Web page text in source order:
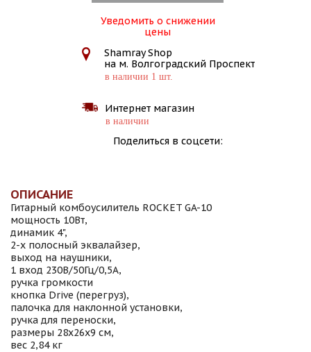
Уведомить о снижении
цены
Shamray Shop
на м. Волгоградский Проспект
в наличии 1 шт.
Интернет магазин
в наличии
Поделиться в соцсети:
ОПИСАНИЕ
Гитарный комбоусилитель ROCKET GA-10
мощность 10Вт,
динамик 4",
2-х полосный эквалайзер,
выход на наушники,
1 вход 230В/50Гц/0,5А,
ручка громкости
кнопка Drive (перегруз),
палочка для наклонной установки,
ручка для переноски,
размеры 28х26х9 см,
вес 2,84 кг